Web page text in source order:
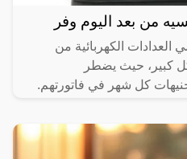
من بعد اليوم وفر
العدادات الكهربائية من
كبير، حيث يضطر
كل شهر في فاتورتهم.